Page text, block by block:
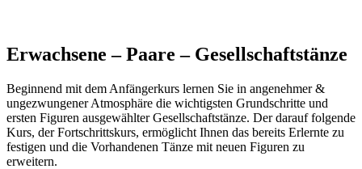
Erwachsene – Paare – Gesellschaftstänze
Beginnend mit dem Anfängerkurs lernen Sie in angenehmer &
ungezwungener Atmosphäre die wichtigsten Grundschritte und
ersten Figuren ausgewählter Gesellschaftstänze. Der darauf folgende
Kurs, der Fortschrittskurs, ermöglicht Ihnen das bereits Erlernte zu
festigen und die Vorhandenen Tänze mit neuen Figuren zu
erweitern.